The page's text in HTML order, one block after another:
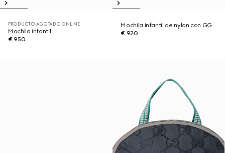
PRODUCTO AGOTADO ONLINE
Mochila infantil
€ 950
Mochila infantil de nylon con GG
€ 920